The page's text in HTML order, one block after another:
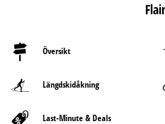
Översikt
Längdskidåkning
Last-Minute & Deals